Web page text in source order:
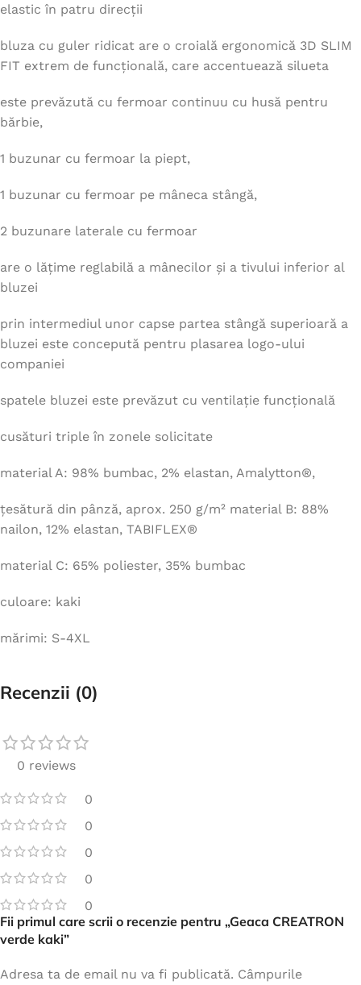
elastic în patru direcții
bluza cu guler ridicat are o croială ergonomică 3D SLIM
FIT extrem de funcțională, care accentuează silueta
este prevăzută cu fermoar continuu cu husă pentru
bărbie,
1 buzunar cu fermoar la piept,
1 buzunar cu fermoar pe mâneca stângă,
2 buzunare laterale cu fermoar
are o lățime reglabilă a mânecilor și a tivului inferior al
bluzei
prin intermediul unor capse partea stângă superioară a
bluzei este concepută pentru plasarea logo-ului
companiei
spatele bluzei este prevăzut cu ventilație funcțională
cusături triple în zonele solicitate
material A: 98% bumbac, 2% elastan, Amalytton®,
țesătură din pânză, aprox. 250 g/m² material B: 88%
nailon, 12% elastan, TABIFLEX®
material C: 65% poliester, 35% bumbac
culoare: kaki
mărimi: S-4XL
Recenzii (0)
0 reviews
0
0
0
0
0
Fii primul care scrii o recenzie pentru „Geaca CREATRON
verde kaki”
Adresa ta de email nu va fi publicată. Câmpurile